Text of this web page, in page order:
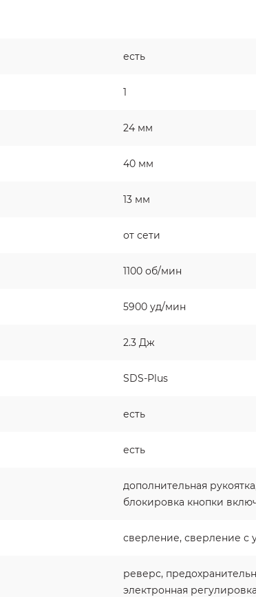
есть
1
24 мм
40 мм
13 мм
от сети
1100 об/мин
5900 уд/мин
2.3 Дж
SDS-Plus
есть
есть
дополнительная
блокировка кнопки
сверление, сверление с
реверс,
электронная